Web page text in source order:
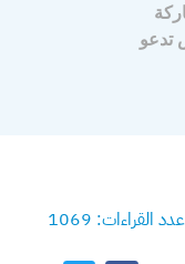
تدعو
عدد القراءات: 1069